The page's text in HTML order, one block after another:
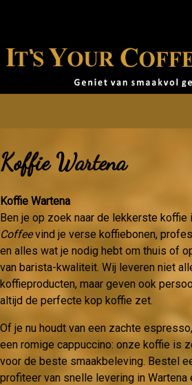
Koffie Wartena
Koffie Wartena
Ben je op zoek naar de lekkerste koffie
Coffeevind je verse koffiebonen,
en alles wat je nodig hebt om thuis of
van barista-kwaliteit. Wij leveren niet
koffieproducten, maar geven ook
altijd de perfecte kop koffie zet.
Of je nu houdt van een zachte
een romige cappuccino: onze koffie is
voor de beste smaakbeleving. Bestel
profiteer van snelle levering in Wartena